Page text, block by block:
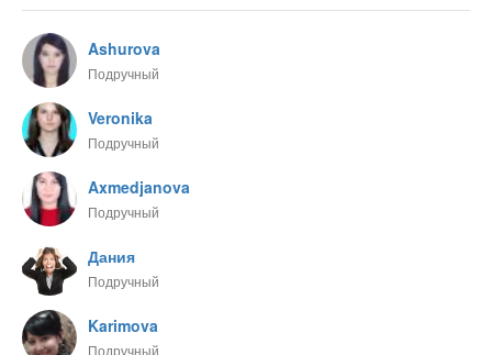
Ashurova
Подручный
Veronika
Подручный
Axmedjanova
Подручный
Дания
Подручный
Karimova
Подручный